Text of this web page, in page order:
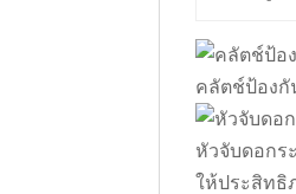
คลัตช์ป้องกั
หัวจับดอกร
ให้ประสิทธิ